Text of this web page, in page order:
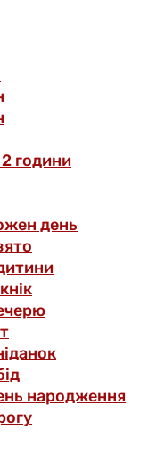
години
день
народження